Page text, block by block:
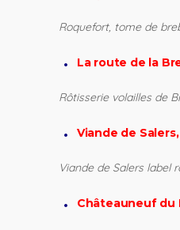
Roquefort, tome de
La route de la
Rôtisserie volailles de
Viande de Salers,
Viande de Salers label
Châteauneuf du